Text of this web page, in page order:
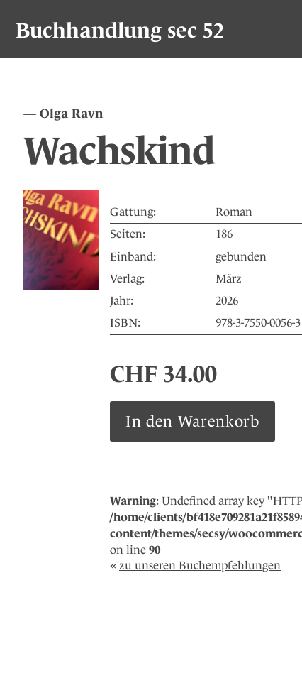
Buchhandlung sec 52
Olga Ravn
Wachskind
Gattung:
Roman
Seiten:
186
Einband:
gebunden
Verlag:
März
Jahr:
2026
ISBN:
978-3-7550-0056-3
CHF 34.00
Wachskind
Menge
In den Warenkorb
Warning: Undefined array key
/home/clients/
content/themes/secsy/
on line 90
« zu unseren Buchempfehlungen